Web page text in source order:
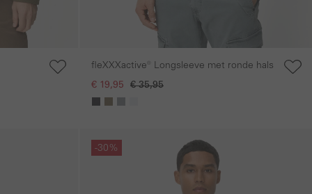
fleXXXactive® Longsleeve met ronde hals
€ 19,95 € 35,95
-30%